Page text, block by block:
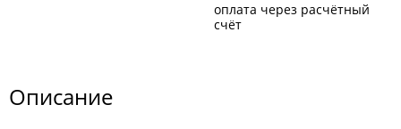
оплата через расчётный
счёт
Описание